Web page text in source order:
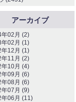
アーカイブ
02月 (2)
02月 (1)
12月 (1)
11月 (2)
10月 (4)
09月 (6)
08月 (6)
07月 (9)
06月 (11)